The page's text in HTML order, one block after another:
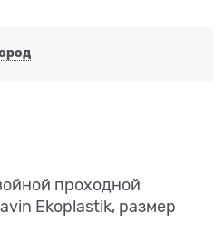
проходной
Ekoplastik, размер